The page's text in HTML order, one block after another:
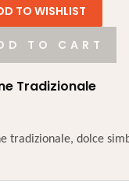
TO WISHLIST
TO CART
Tradizionale
tradizionale, dolce